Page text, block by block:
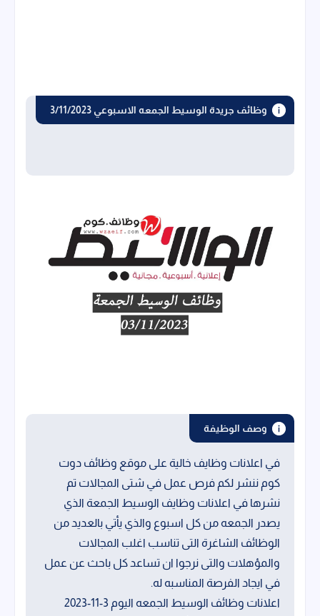
وظائف جريدة الوسيط الجمعه الاسبوعي 3/11/2023
وصف الوظيفة
في اعلانات وظايف خالية على موقع وظائف دوت
كوم ننشر لكم فرص عمل في شتى المجالات تم
نشرها في اعلانات وظايف الوسيط الجمعة الذي
يصدر الجمعه من كل اسبوع والذي يأتي بالعديد من
الوظائف الشاغرة التى تناسب اغلب المجالات
والمؤهلات والتى نرجوا ان تساعد كل باحث عن عمل
في ايجاد الفرصة المناسبه له.
اعلانات وظائف الوسيط الجمعه اليوم 3-11-2023